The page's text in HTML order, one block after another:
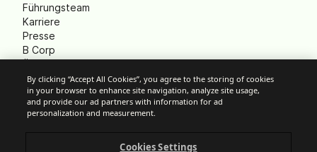
Führungsteam
Karriere
Presse
B Corp
Gemeinnützige
Organisationen (NPO)
By clicking “Accept All Cookies”, you agree to the storing of cookies
in your browser to enhance site navigation, analyze site usage,
and provide our ad partners with information for ad
personalization and measurement.
Cookies Settings